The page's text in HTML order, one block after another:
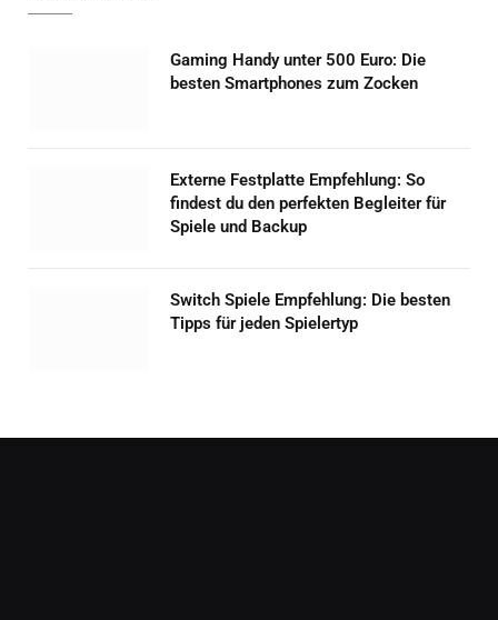
Gaming Handy unter 500 Euro: Die
besten Smartphones zum Zocken
Externe Festplatte Empfehlung: So
findest du den perfekten Begleiter für
Spiele und Backup
Switch Spiele Empfehlung: Die besten
Tipps für jeden Spielertyp